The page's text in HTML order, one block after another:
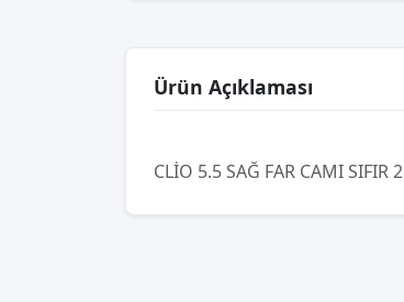
Ürün Açıklaması
CLİO 5.5 SAĞ FAR CAMI SIFIR 2